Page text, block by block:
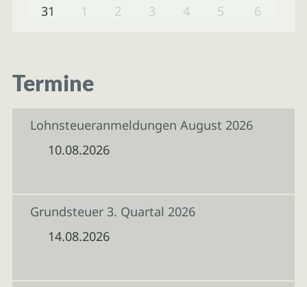
31
1 2 3 4 5 6
Termine
Lohnsteueranmeldungen August 2026
10.08.2026
Grundsteuer 3. Quartal 2026
14.08.2026